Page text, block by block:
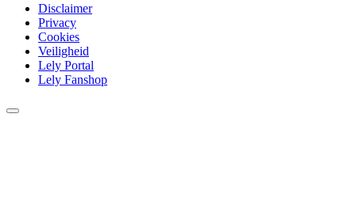
Disclaimer
Privacy
Cookies
Veiligheid
Lely Portal
Lely Fanshop